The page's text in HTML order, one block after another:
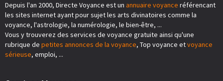
Depuis l'an 2000, Directe Voyance est un annuaire voyance référencant
les sites internet ayant pour sujet les arts divinatoires comme la
voyance, l'astrologie, la numérologie, le bien-être, ...
Vous y trouverez des services de voyance gratuite ainsi qu'une
rubrique de petites annonces de la voyance, Top voyance etvoyance
sérieuse, emploi, ...